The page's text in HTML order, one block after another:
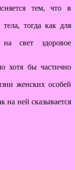
тем, что в
тогда как для
на свет здоровое
хотя бы частично
женских особей
на ней сказывается